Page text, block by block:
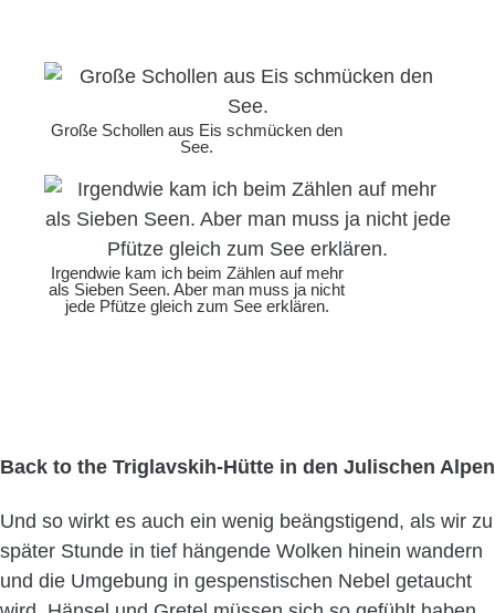
Große Schollen aus Eis schmücken den
See.
Irgendwie kam ich beim Zählen auf mehr
als Sieben Seen. Aber man muss ja nicht
jede Pfütze gleich zum See erklären.
Back to the Triglavskih-Hütte in den Julischen Alpen
Und so wirkt es auch ein wenig beängstigend, als wir zu
später Stunde in tief hängende Wolken hinein wandern
und die Umgebung in gespenstischen Nebel getaucht